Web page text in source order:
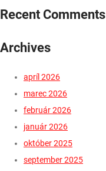
Recent Comments
Archives
apríl 2026
marec 2026
február 2026
január 2026
október 2025
september 2025